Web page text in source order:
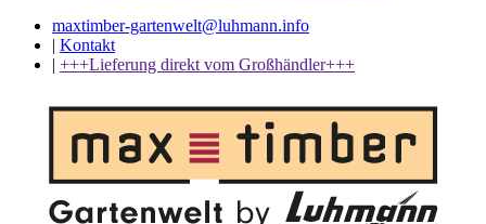
maxtimber-gartenwelt@luhmann.info
| Kontakt
| +++Lieferung direkt vom Großhändler+++